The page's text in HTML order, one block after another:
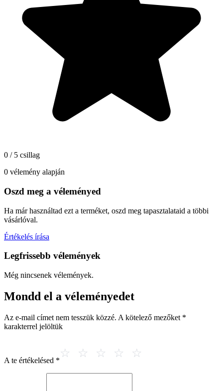
0 / 5 csillag
0 vélemény alapján
Oszd meg a véleményed
Ha már használtad ezt a terméket, oszd meg tapasztalataid a többi
vásárlóval.
Értékelés írása
Legfrissebb vélemények
Még nincsenek vélemények.
Mondd el a véleményedet
Az e-mail címet nem tesszük közzé. A kötelező mezőket *
karakterrel jelöltük
A te értékelésed *